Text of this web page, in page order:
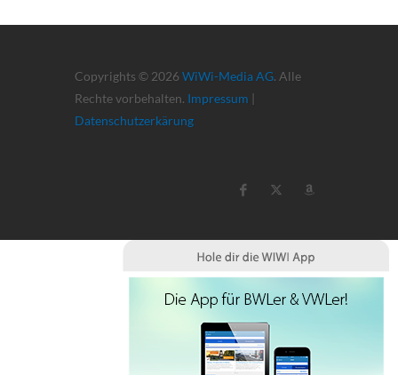
Copyrights © 2026 WiWi-Media AG. Alle
Rechte vorbehalten. Impressum |
Datenschutzerkärung